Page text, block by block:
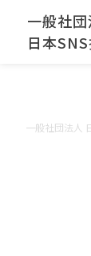
一般社団
日本
一般社団法人